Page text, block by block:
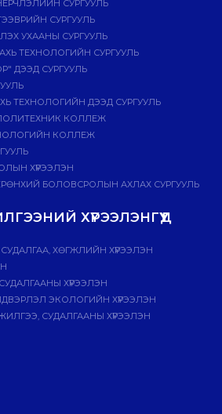
СУРГУУЛЬ
СУРГУУЛЬ
УХААНЫ СУРГУУЛЬ
ТЕХНОЛОГИЙН СУРГУУЛЬ
ДЭЭД СУРГУУЛЬ
ТЕХНОЛОГИЙН ДЭЭД СУРГУУЛЬ
КОЛЛЕЖ
КОЛЛЕЖ
ХҮРЭЭЛЭН
БОЛОВСРОЛЫН АХЛАХ СУРГУУЛЬ
ХҮРЭЭЛЭНГҮҮД
ХӨГЖЛИЙН ХҮРЭЭЛЭН
ХҮРЭЭЛЭН
ЭКОЛОГИЙН ХҮРЭЭЛЭН
СУДАЛГААНЫ ХҮРЭЭЛЭН